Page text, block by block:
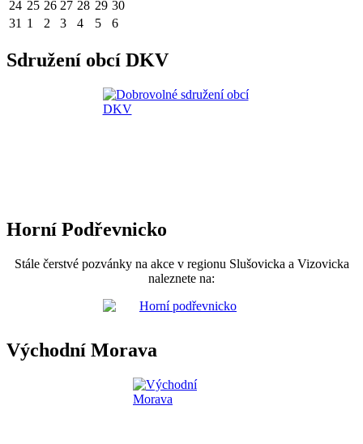
24 25 26 27 28 29 30
31 1 2 3 4 5 6
Sdružení obcí DKV
Horní Podřevnicko
Stále čerstvé pozvánky na akce v regionu Slušovicka a Vizovicka
naleznete na:
Východní Morava